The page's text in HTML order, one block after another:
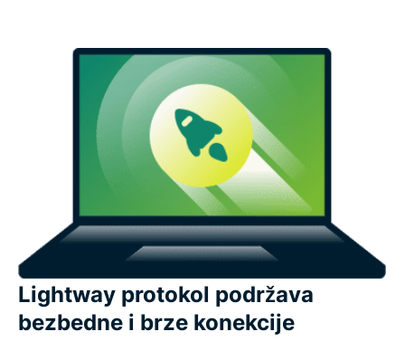
Lightway protokol podržava
bezbedne i brze konekcije